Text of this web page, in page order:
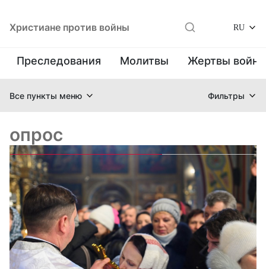
Христиане против войны RU
Преследования Молитвы Жертвы
Все пункты меню Фильтры
опрос